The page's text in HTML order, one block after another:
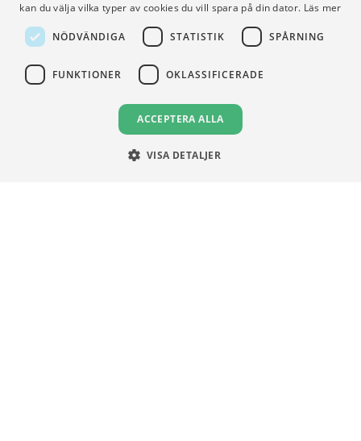
VILLKOR
Användningsvillkor
kan du välja vilka typer av cookies du vill spara på din dator. Läs mer
NÖDVÄNDIGA STATISTIK SPÅRNING
FUNKTIONER OKLASSIFICERADE
ACCEPTERA ALLA
VISA DETALJER